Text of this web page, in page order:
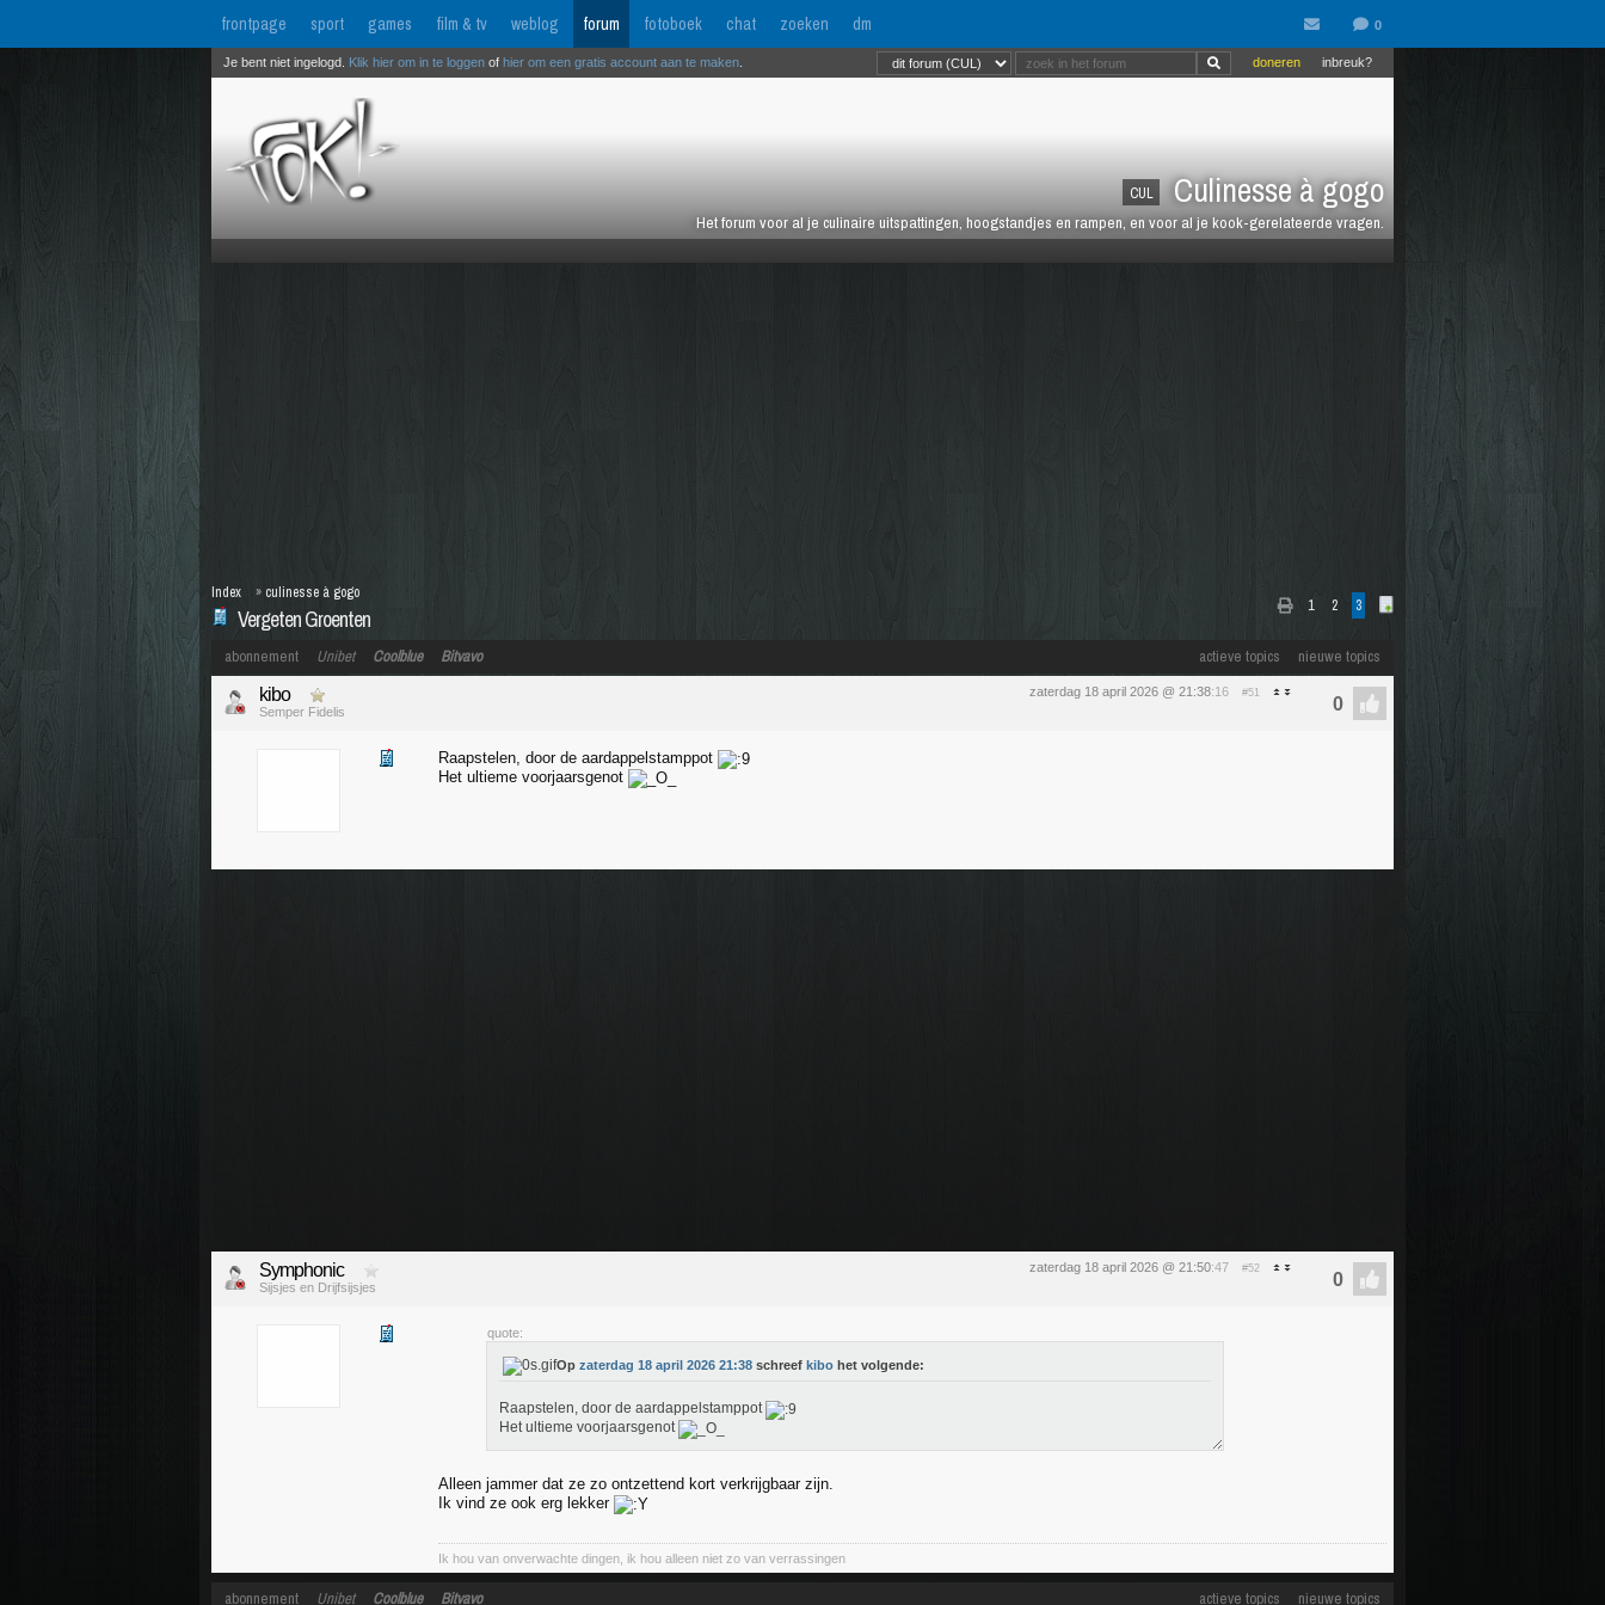
frontpage sport games film & tv weblog forum fotoboek chat zoeken dm
CUL Culinesse à gogo
Het forum voor al je culinaire uitspattingen, hoogstandjes en rampen, en voor al je kook-gerelateerde vragen.
inbreuk?
doneren
Je bent niet ingelogd. Klik hier om in te loggen of hier om een gratis account aan te maken
1 2 3
Vergeten Groenten
Index » culinesse à gogo
actieve topics nieuwe topics
abonnement Unibet Coolblue Bitvavo
zaterdag 18 april 2026 @ 21:38:16 #51
kibo
Semper Fidelis
Raapstelen, door de aardappelstamppot
Het ultieme voorjaarsgenot
zaterdag 18 april 2026 @ 21:50:47 #52
Symphonic
Sijsjes en Drijfsijsjes
quote:
Op zaterdag 18 april 2026 21:38 schreef kibo het volgende:
Raapstelen, door de aardappelstamppot
Het ultieme voorjaarsgenot
Alleen jammer dat ze zo ontzettend kort verkrijgbaar zijn.
Ik vind ze ook erg lekker
Ik hou van onverwachte dingen, ik hou alleen niet zo van verrassingen
actieve topics nieuwe topics
abonnement Unibet Coolblue Bitvavo